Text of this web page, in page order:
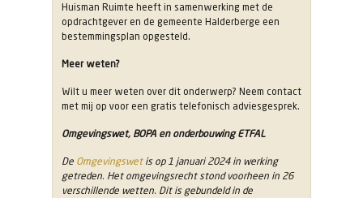
Huisman Ruimte heeft in samenwerking met de
opdrachtgever en de gemeente Halderberge een
bestemmingsplan opgesteld.
Meer weten?
Wilt u meer weten over dit onderwerp? Neem contact
met mij op voor een gratis telefonisch adviesgesprek.
Omgevingswet, BOPA en onderbouwing ETFAL
De Omgevingswet is op 1 januari 2024 in werking
getreden. Het omgevingsrecht stond voorheen in 26
verschillende wetten. Dit is gebundeld in de